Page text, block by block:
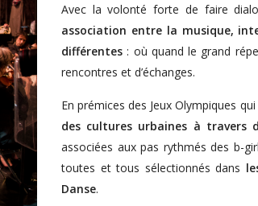
Avec la volonté forte de faire
association entre la musique,
différentes : où quand le grand
rencontres et d’échanges.
En prémices des Jeux Olympiques
des cultures urbaines à travers
associées aux pas rythmés des b-
toutes et tous sélectionnés dans
Danse.